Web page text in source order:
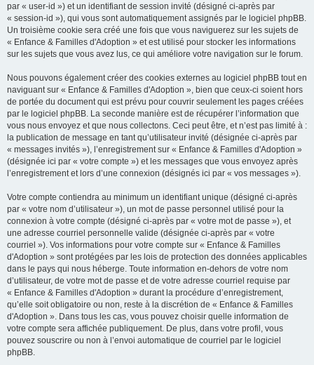
par « user-id ») et un identifiant de session invité (désigné ci-après par
« session-id »), qui vous sont automatiquement assignés par le logiciel phpBB.
Un troisième cookie sera créé une fois que vous naviguerez sur les sujets de
« Enfance & Familles d'Adoption » et est utilisé pour stocker les informations
sur les sujets que vous avez lus, ce qui améliore votre navigation sur le forum.
Nous pouvons également créer des cookies externes au logiciel phpBB tout en
naviguant sur « Enfance & Familles d'Adoption », bien que ceux-ci soient hors
de portée du document qui est prévu pour couvrir seulement les pages créées
par le logiciel phpBB. La seconde manière est de récupérer l’information que
vous nous envoyez et que nous collectons. Ceci peut être, et n’est pas limité à :
la publication de message en tant qu’utilisateur invité (désignée ci-après par
« messages invités »), l’enregistrement sur « Enfance & Familles d'Adoption »
(désignée ici par « votre compte ») et les messages que vous envoyez après
l’enregistrement et lors d’une connexion (désignés ici par « vos messages »).
Votre compte contiendra au minimum un identifiant unique (désigné ci-après
par « votre nom d’utilisateur »), un mot de passe personnel utilisé pour la
connexion à votre compte (désigné ci-après par « votre mot de passe »), et
une adresse courriel personnelle valide (désignée ci-après par « votre
courriel »). Vos informations pour votre compte sur « Enfance & Familles
d'Adoption » sont protégées par les lois de protection des données applicables
dans le pays qui nous héberge. Toute information en-dehors de votre nom
d’utilisateur, de votre mot de passe et de votre adresse courriel requise par
« Enfance & Familles d'Adoption » durant la procédure d’enregistrement,
qu’elle soit obligatoire ou non, reste à la discrétion de « Enfance & Familles
d'Adoption ». Dans tous les cas, vous pouvez choisir quelle information de
votre compte sera affichée publiquement. De plus, dans votre profil, vous
pouvez souscrire ou non à l’envoi automatique de courriel par le logiciel
phpBB.